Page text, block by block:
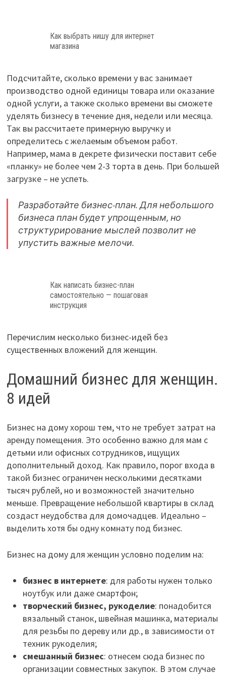
Как выбрать нишу для интернет
магазина
Подсчитайте, сколько времени у вас занимает
производство одной единицы товара или оказание
одной услуги, а также сколько времени вы сможете
уделять бизнесу в течение дня, недели или месяца.
Так вы рассчитаете примерную выручку и
определитесь с желаемым объемом работ.
Например, мама в декрете физически поставит себе
«планку» не более чем 2-3 торта в день. При большей
загрузке – не успеть.
Разработайте бизнес-план. Для небольшого
бизнеса план будет упрощенным, но
структурирование мыслей позволит не
упустить важные мелочи.
Как написать бизнес-план
самостоятельно — пошаговая
инструкция
Перечислим несколько бизнес-идей без
существенных вложений для женщин.
Домашний бизнес для женщин.
8 идей
Бизнес на дому хорош тем, что не требует затрат на
аренду помещения. Это особенно важно для мам с
детьми или офисных сотрудников, ищущих
дополнительный доход. Как правило, порог входа в
такой бизнес ограничен несколькими десятками
тысяч рублей, но и возможностей значительно
меньше. Превращение небольшой квартиры в склад
создаст неудобства для домочадцев. Идеально –
выделить хотя бы одну комнату под бизнес.
Бизнес на дому для женщин условно поделим на:
бизнес в интернете: для работы нужен только
ноутбук или даже смартфон;
творческий бизнес, рукоделие: понадобится
вязальный станок, швейная машинка, материалы
для резьбы по дереву или др., в зависимости от
техник рукоделия;
смешанный бизнес: отнесем сюда бизнес по
организации совместных закупок. В этом случае